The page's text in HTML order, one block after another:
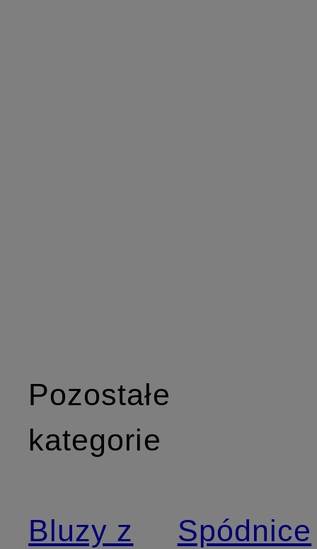
Pozostałe
kategorie
Bluzy z
Spódnice